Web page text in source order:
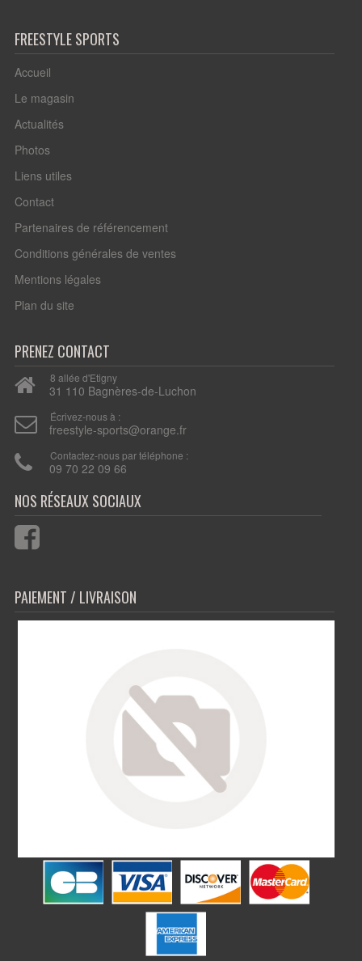
FREESTYLE SPORTS
Accueil
Le magasin
Actualités
Photos
Liens utiles
Contact
Partenaires de référencement
Conditions générales de ventes
Mentions légales
Plan du site
PRENEZ CONTACT
8 allée d'Etigny
31 110 Bagnères-de-Luchon
Écrivez-nous à :
freestyle-sports@orange.fr
Contactez-nous par téléphone :
09 70 22 09 66
PAIEMENT / LIVRAISON